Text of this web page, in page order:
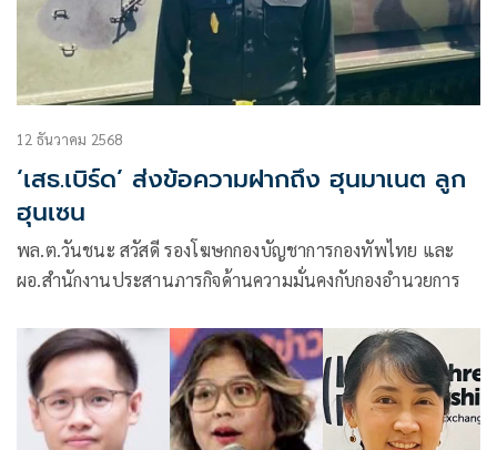
12 ธันวาคม 2568
‘เสธ.เบิร์ด’ ส่งข้อความฝากถึง ฮุนมาเนต ลูก
ฮุนเซน
พล.ต.วันชนะ สวัสดี รองโฆษกกองบัญชาการกองทัพไทย และ
ผอ.สำนักงานประสานภารกิจด้านความมั่นคงกับกองอำนวยการ